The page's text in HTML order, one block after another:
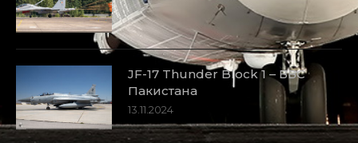
JF-17 Thunder Block 1 – ВВС
Пакистана
13.11.2024